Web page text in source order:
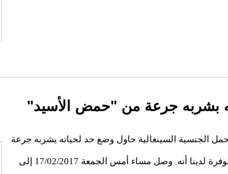
بشربه جرعة من "حمض الأسيد"
الجنسية السينغالية حاول وضع حد لحياته يشربه جرعة
من حُمُّص "الأسيد" وحسب المعلومات المتوفرة لدينا أنه وصل مساء أمس الجمعة 17/02/2017 إلى